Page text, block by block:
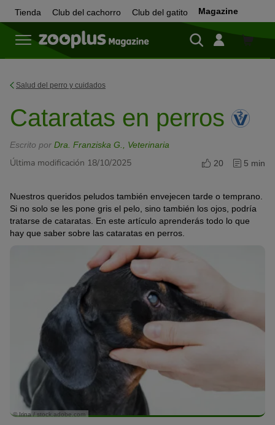
Tienda Club del cachorro Club del gatito Magazine
Tienda
Salud del perro y cuidados
Cataratas en perros
Escrito por Dra. Franziska G., Veterinaria
Última modificación 18/10/2025 20 5 min
Nuestros queridos peludos también envejecen tarde o temprano.
Si no solo se les pone gris el pelo, sino también los ojos, podría
tratarse de cataratas. En este artículo aprenderás todo lo que
hay que saber sobre las cataratas en perros.
© Irina / stock.adobe.com